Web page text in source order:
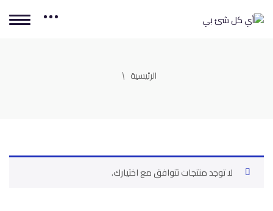
الرئيسية
لا توجد منتجات تتوافق مع اختيارك.